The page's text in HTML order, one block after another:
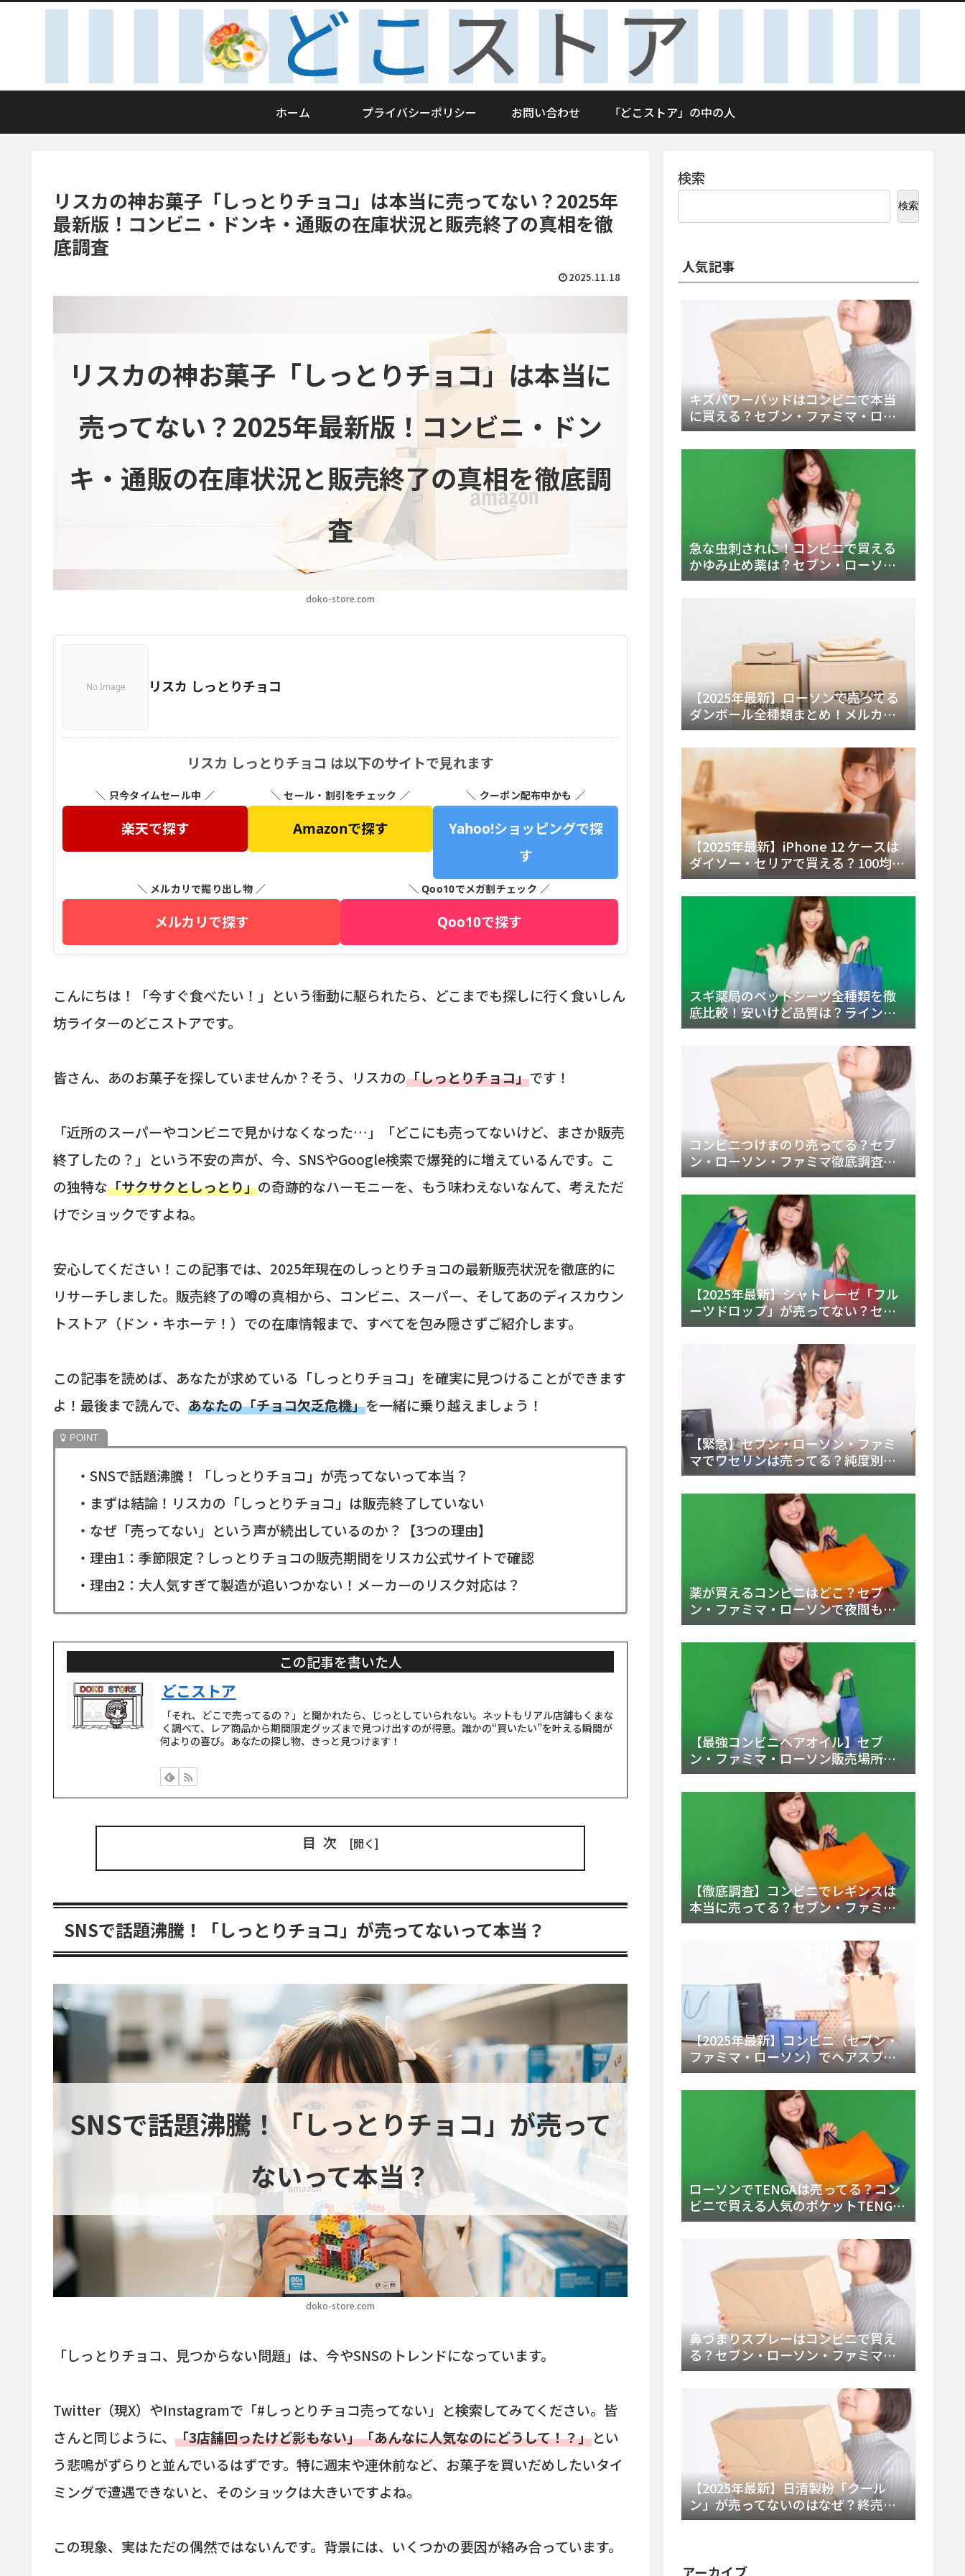
ホーム プライバシーポリシー お問い合わせ 「どこストア」の中の人
リスカの神お菓子「しっとりチョコ」は本当に売ってない？2025年
最新版！コンビニ・ドンキ・通販の在庫状況と販売終了の真相を徹
底調査
2025.11.18
doko-store.com
リスカの神お菓子「しっとりチョコ」は本当に
売ってない？2025年最新版！コンビニ・ドン
キ・通販の在庫状況と販売終了の真相を徹底調
査
No Image リスカ しっとりチョコ
リスカ しっとりチョコ は以下のサイトで見れます
＼ 只今タイムセール中 ／
楽天で探す
＼ セール・割引をチェック ／
Amazonで探す
＼ クーポン配布中かも ／
Yahoo!ショッピングで探
す
＼ メルカリで掘り出し物 ／
メルカリで探す
＼ Qoo10でメガ割チェック ／
Qoo10で探す
こんにちは！「今すぐ食べたい！」という衝動に駆られたら、どこまでも探しに行く食いしん
坊ライターのどこストアです。
皆さん、あのお菓子を探していませんか？そう、リスカの「しっとりチョコ」です！
「近所のスーパーやコンビニで見かけなくなった…」「どこにも売ってないけど、まさか販売
終了したの？」という不安の声が、今、SNSやGoogle検索で爆発的に増えているんです。こ
の独特な「サクサクとしっとり」の奇跡的なハーモニーを、もう味わえないなんて、考えただ
けでショックですよね。
安心してください！この記事では、2025年現在のしっとりチョコの最新販売状況を徹底的に
リサーチしました。販売終了の噂の真相から、コンビニ、スーパー、そしてあのディスカウン
トストア（ドン・キホーテ！）での在庫情報まで、すべてを包み隠さずご紹介します。
この記事を読めば、あなたが求めている「しっとりチョコ」を確実に見つけることができます
よ！最後まで読んで、 あなたの「チョコ欠乏危機」を一緒に乗り越えましょう！
・SNSで話題沸騰！「しっとりチョコ」が売ってないって本当？
・まずは結論！リスカの「しっとりチョコ」は販売終了していない
・なぜ「売ってない」という声が続出しているのか？【3つの理由】
・理由1：季節限定？しっとりチョコの販売期間をリスカ公式サイトで確認
・理由2：大人気すぎて製造が追いつかない！メーカーのリスク対応は？
この記事を書いた人
どこストア
「それ、どこで売ってるの？」と聞かれたら、じっとしていられない。ネットもリアル店舗もくまな
く調べて、レア商品から期間限定グッズまで見つけ出すのが得意。誰かの“買いたい”を叶える瞬間が
何よりの喜び。あなたの探し物、きっと見つけます！
目次
SNSで話題沸騰！「しっとりチョコ」が売ってないって本当？
doko-store.com
SNSで話題沸騰！「しっとりチョコ」が売って
ないって本当？
「しっとりチョコ、見つからない問題」は、今やSNSのトレンドになっています。
Twitter（現X）やInstagramで「#しっとりチョコ売ってない」と検索してみてください。皆
さんと同じように、 「3店舗回ったけど影もない」「あんなに人気なのにどうして！？」とい
う悲鳴がずらりと並んでいるはずです。特に週末や連休前など、お菓子を買いだめしたいタイ
ミングで遭遇できないと、そのショックは大きいですよね。
この現象、実はただの偶然ではないんです。背景には、いくつかの要因が絡み合っています。
検索
検索
人気記事
キズパワーパッドはコンビニで本当
に買える？セブン・ファミマ・ロー
ソン徹底調査＆値段と種類別販売場
所まとめ
急な虫刺されに！コンビニで買える
かゆみ止め薬は？セブン・ローソ
ン・ファミマの販売状況と定番商品
【2025年最新】ローソンで売ってる
ダンボール全種類まとめ！メルカリ
便・ゆうパック対応サイズと価格を
徹底解説
【2025年最新】iPhone 12 ケースは
ダイソー・セリアで買える？100均の
在庫状況と失敗しない選び方を徹底
解説！
スギ薬局のペットシーツ全種類を徹
底比較！安いけど品質は？ラインナ
ップと販売店（Amazon・楽天含む）
コンビニつけまのり売ってる？セブ
ン・ローソン・ファミマ徹底調査！
ドンキや薬局、Amazon楽天で買う方
法まとめ
【2025年最新】シャトレーゼ「フル
ーツドロップ」が売ってない？セブ
ンでの販売終了理由と代替アイスを
【緊急】セブン・ローソン・ファミ
マでワセリンは売ってる？純度別お
すすめ品と販売場所を徹底まとめ
薬が買えるコンビニはどこ？セブ
ン・ファミマ・ローソンで夜間も買
える市販薬の種類と販売店の探し方
【2025年最新】
【最強コンビニヘアオイル】セブ
ン・ファミマ・ローソン販売場所
は？今すぐ買えるおすすめ市販品を
徹底調査！
【徹底調査】コンビニでレギンスは
本当に売ってる？セブン・ファミ
マ・ローソンの取扱店舗とメーカ
ー・内容物を詳しく調べてみた！
【2025年最新】コンビニ（セブン・
ファミマ・ローソン）でヘアスプレ
ーは売ってる？販売場所と買える種
類・値段を徹底調査！
ローソンでTENGAは売ってる？コン
ビニで買える人気のポケットTENGA
とエッグの取り扱い店舗と陳列場所
鼻づまりスプレーはコンビニで買え
る？セブン・ローソン・ファミマの
販売時間と主要製品を徹底解説
【2025年最新】日清製粉「クール
ン」が売ってないのはなぜ？終売の
真相とレアチーズケーキ代替品・再
アーカイブ